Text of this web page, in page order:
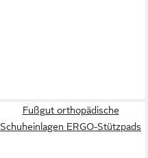
Fußgut orthopädische
Schuheinlagen ERGO-Stützpads